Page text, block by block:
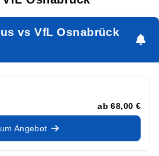
vs VfL Osnabrück
ab 68,00 €
Angebot